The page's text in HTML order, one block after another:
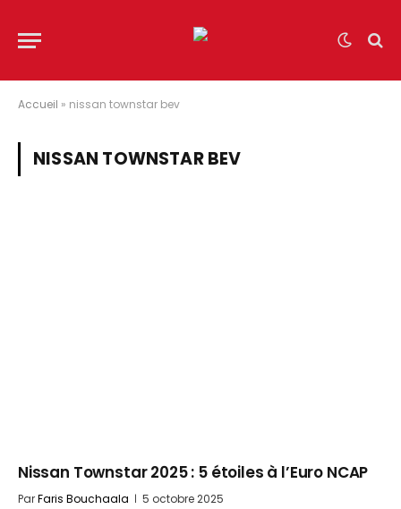
Accueil » nissan townstar bev
NISSAN TOWNSTAR BEV
Nissan Townstar 2025 : 5 étoiles à l’Euro NCAP
ParFaris Bouchaala 5 octobre 2025